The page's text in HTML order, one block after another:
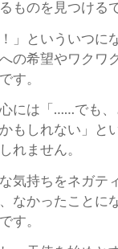
ものを見つける
」といういつに
の希望やワクワ
す。
には「……でも
もしれない」と
れません。
気持ちをネガテ
なかったことに
す。